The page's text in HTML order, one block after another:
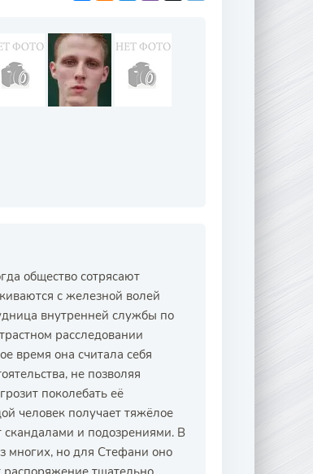
общество сотрясают
с железной волей
внутренней службы по
расследовании
время она считала себя
не позволяя
поколебать её
человек получает тяжёлое
скандалами и подозрениями. В
многих, но для Стефани оно